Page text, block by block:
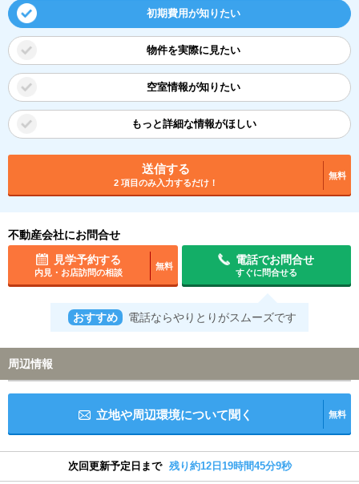
初期費用が知りたい
物件を実際に見たい
空室情報が知りたい
もっと詳細な情報がほしい
送信する
2 項目のみ入力するだけ！
無料
不動産会社にお問合せ
見学予約する
内見・お店訪問の相談
無料
電話でお問合せ
すぐに問合せる
おすすめ 電話ならやりとりがスムーズです
周辺情報
立地や周辺環境について聞く 無料
次回更新予定日まで 残り約12日19時間45分9秒